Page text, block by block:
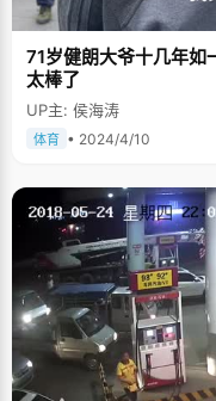
71岁健朗大爷十几年如
太棒了
UP主: 侯海涛
体育 • 2024/4/10